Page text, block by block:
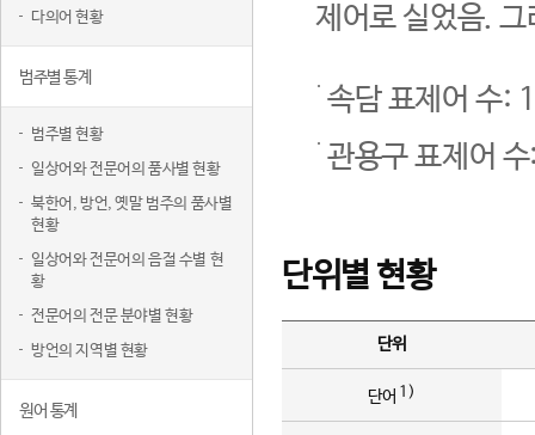
다의어 현황
범주별 통계
범주별 현황
일상어와 전문어의 품사별 현황
북한어, 방언, 옛말 범주의 품사별
현황
일상어와 전문어의 음절 수별 현
황
전문어의 전문 분야별 현황
방언의 지역별 현황
원어 통계
제어로 실었음.
속담 표제어 수:
관용구 표제어
단위별 현황
단위
단어 1)